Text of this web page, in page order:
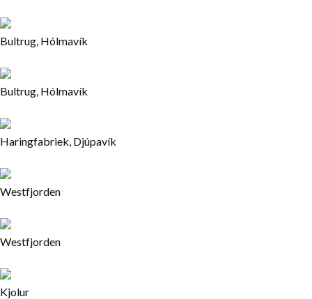
Bultrug, Hólmavík
Bultrug, Hólmavík
Haringfabriek, Djúpavík
Westfjorden
Westfjorden
Kjolur